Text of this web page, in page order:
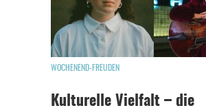
WOCHENEND-FREUDEN
Kulturelle Vielfalt – die